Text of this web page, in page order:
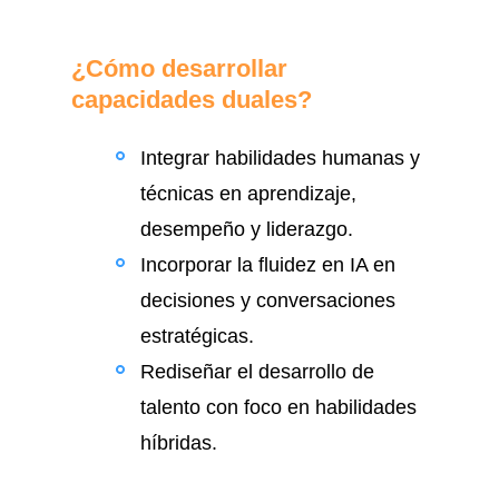
¿Cómo desarrollar
capacidades duales?
Integrar habilidades humanas y
técnicas en aprendizaje,
desempeño y liderazgo.
Incorporar la fluidez en IA en
decisiones y conversaciones
estratégicas.
Rediseñar el desarrollo de
talento con foco en habilidades
híbridas.